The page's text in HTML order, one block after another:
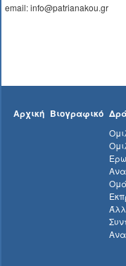
email: info@patrianakou.gr
Αρχική Βιογραφικό